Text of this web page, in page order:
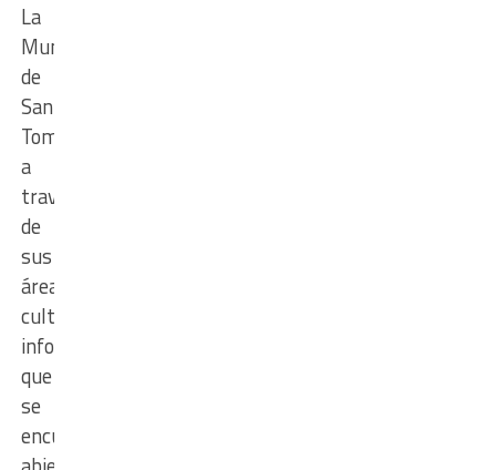
La
Municipalidad
de
Santo
Tomé,
a
través
de
sus
áreas
culturales,
informa
que
se
encuentran